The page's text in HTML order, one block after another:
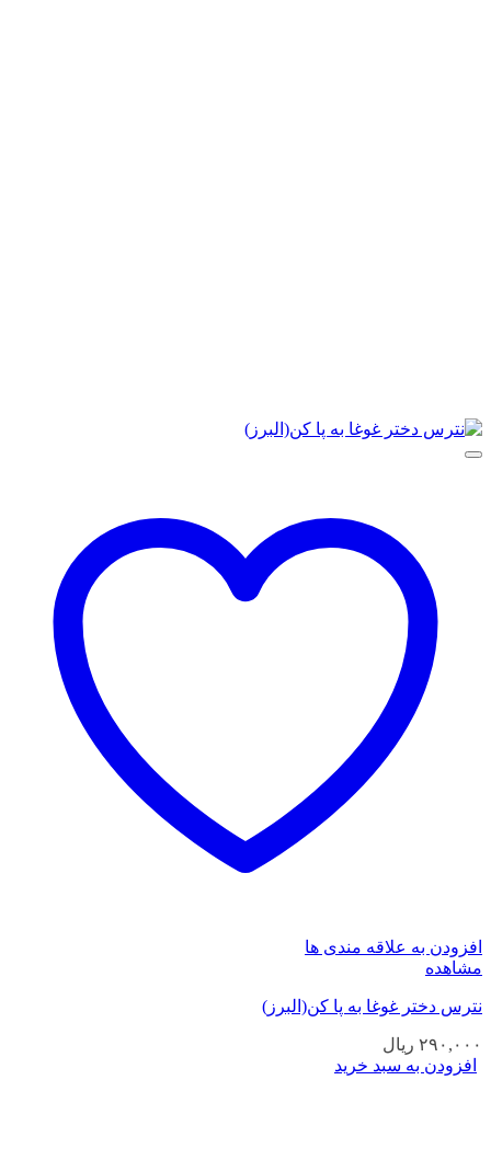
افزودن به علاقه مندی ها
مشاهده
نترس دختر غوغا به پا کن(البرز)
۲۹۰,۰۰۰ ریال
افزودن به سبد خرید